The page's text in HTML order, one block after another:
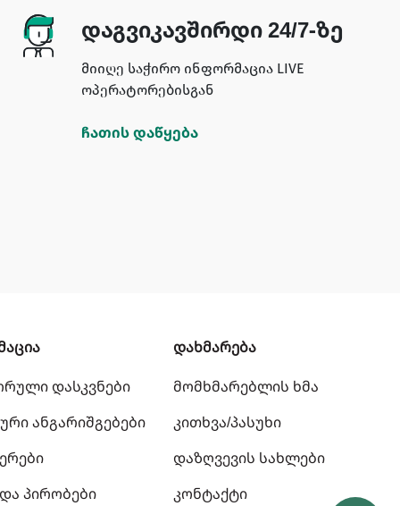
დაგვიკავშირდი 24/7-ზე
მიიღე საჭირო ინფორმაცია LIVE
ოპერატორებისგან
ჩათის დაწყება
დასკვნები
ანგარიშგებები
პირობები
დახმარება
მომხმარებლის ხმა
კითხვა/პასუხი
დაზღვევის სახლები
კონტაქტი